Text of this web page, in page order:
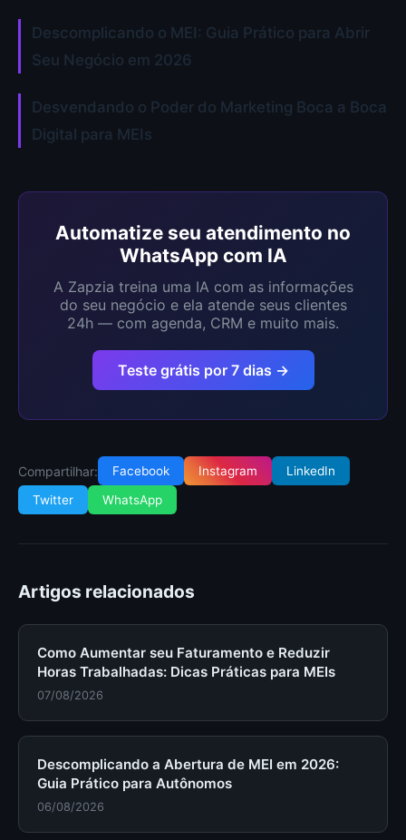
Descomplicando o MEI: Guia Prático para Abrir
Seu Negócio em 2026
Desvendando o Poder do Marketing Boca a Boca
Digital para MEIs
Automatize seu atendimento no
WhatsApp com IA
A Zapzia treina uma IA com as informações
do seu negócio e ela atende seus clientes
24h — com agenda, CRM e muito mais.
Teste grátis por 7 dias →
Compartilhar: Facebook Instagram
LinkedIn
Twitter
WhatsApp
Artigos relacionados
Como Aumentar seu Faturamento e Reduzir
Horas Trabalhadas: Dicas Práticas para MEIs
07/08/2026
Descomplicando a Abertura de MEI em 2026:
Guia Prático para Autônomos
06/08/2026